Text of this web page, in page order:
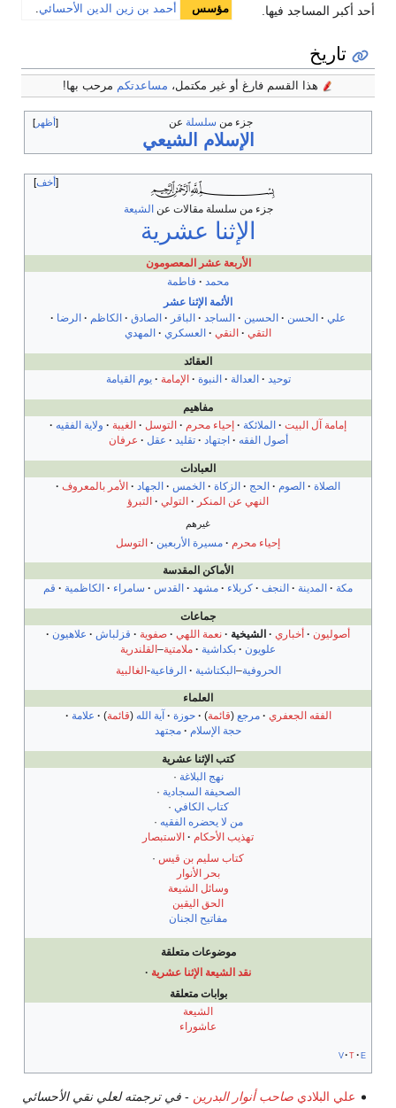
مؤسس أحمد بن زين الدين الأحسائي
أحد أكبر المساجد فيها.
تاريخ
هذا القسم فارغ أو غير مكتمل، مساعدتكم مرحب بها!
أظهر جزء من سلسلة عن
الإسلام الشيعي
أخف
جزء من سلسلة مقالات عن الشيعة
الإثنا عشرية
الأربعة عشر المعصومون
محمد
فاطمة
الأئمة الإثنا عشر
علي
الحسن الحسين الساجد الباقر الصادق الكاظم
الرضا
التقي
النقي العسكري المهدي
العقائد
توحيد
العدالة النبوة الإمامة يوم القيامة
مفاهيم
إمامة آل البيت
الملائكة إحياء محرم التوسل الغيبة
ولاية الفقيه
أصول الفقه
اجتهاد تقليد عقل عرفان
العبادات
الصلاة
الصوم الحج الزكاة الخمس الجهاد
الأمر بالمعروف
النهي عن المنكر
التولي التبرؤ
غيرهم
إحياء محرم مسيرة الأربعين التوسل
الأماكن المقدسة
مكة
المدينة النجف كربلاء مشهد القدس سامراء الكاظمية قم
جماعات
أصوليون
أخباري الشيخية نعمة اللهي صفوية قزلباش
علاهيون
علويون
بكداشية ملامتية– القلندرية
الحروفية–البكتاشية الرفاعية-الغالبية
العلماء
الفقه الجعفري
مرجع (قائمة) حوزة آية الله (قائمة)
علامة
حجة الإسلام
مجتهد
كتب الإثنا عشرية
نهج البلاغة ·
الصحيفة السجادية ·
كتاب الكافي ·
من لا يحضره الفقيه ·
تهذيب الأحكام
الاستبصار
كتاب سليم بن قيس ·
بحر الأنوار
وسائل الشيعة
الحق اليقين
مفاتيح الجنان
موضوعات متعلقة
نقد الشيعة الإثنا عشرية ·
بوابات متعلقة
الشيعة
عاشوراء
v t e
تباين
الآراء
علي البلاديصاحب أنوار البدرين -في ترجمته لعلي نقي الأحسائي